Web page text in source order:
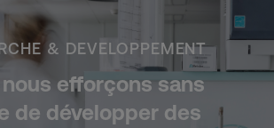
& DEVELOPPEMENT
efforçons sans
de développer des